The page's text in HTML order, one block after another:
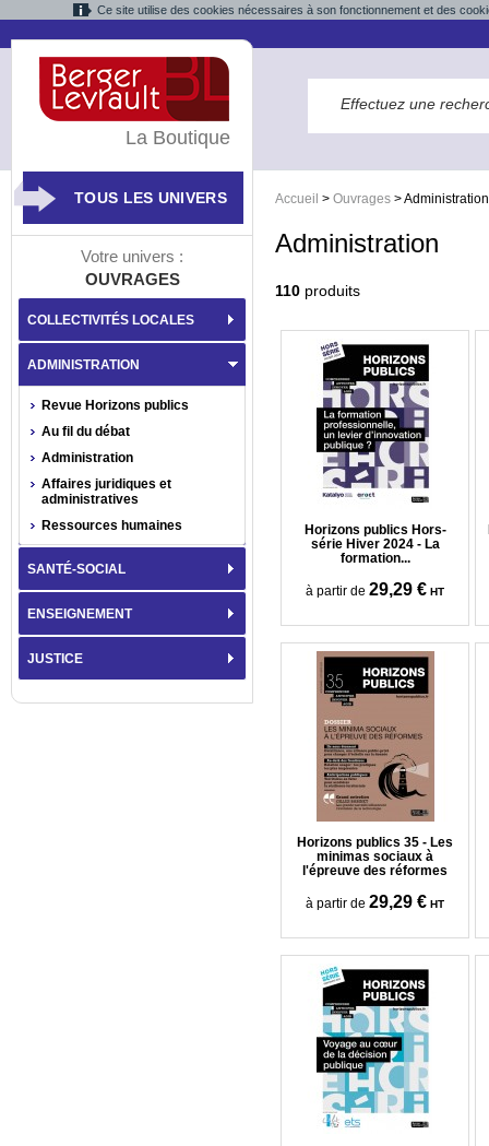
Ce site utilise des cookies nécessaires à son fonctionnement et des
Accueil > Ouvrages >Administration
Administration
110 produits
Horizons publics Hors-
série Hiver 2024 - La
formation...
à partir de 29,29 € HT
Horizons publics 35 - Les
minimas sociaux à
l'épreuve des réformes
à partir de 29,29 € HT
La Boutique
TOUS LES UNIVERS
Votre univers :
OUVRAGES
COLLECTIVITÉS LOCALES
ADMINISTRATION
Revue Horizons publics
Au fil du débat
Administration
Affaires juridiques et
administratives
Ressources humaines
SANTÉ-SOCIAL
ENSEIGNEMENT
JUSTICE